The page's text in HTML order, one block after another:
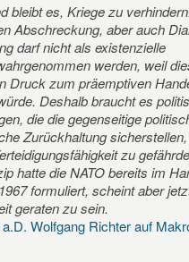
bleibt es, Kriege zu
Abschreckung, aber auch
darf nicht als existenzielle
werden, weil
Druck zum präemptiven
Deshalb braucht es
die die gegenseitige
Zurückhaltung
zu
hatte die NATO bereits im
formuliert, scheint aber
geraten zu sein.
Wolfgang Richter auf